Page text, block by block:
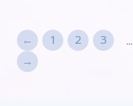
← 1 2 3 …
→